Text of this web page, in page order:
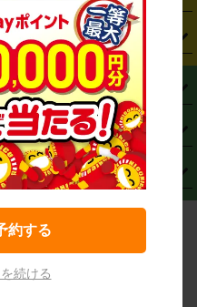
島県 ・山口県 ・徳島県
岡県 ・佐賀県 ・長崎県
児島県 ・ 沖縄県
関西国際空港
・ 神戸空港
・鹿児島空港
・さいたま市
・川崎市
・新潟市
・ 浜松市
・京都市
・堺市
・岡山市
・北九州市
・熊本市
ステーションワゴン・セダン
ニバン・ワンボックス
イトエースバン等)
ャラバン等) ・店舗オリジナル
ETCカードレンタル
タル ・免責補償プラス
スタイヤ ・直前予約
証 ・営業時間外返却サービス
方へ ・ご利用案内
却まで ・利用シーン別ガイ
ド
・キャンペーン
由
ャイズ募集 ・個人情報保護
行業約款
ック」
」
A CAR
約する
続ける